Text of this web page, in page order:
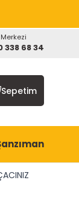
338 68 34
Sepetim